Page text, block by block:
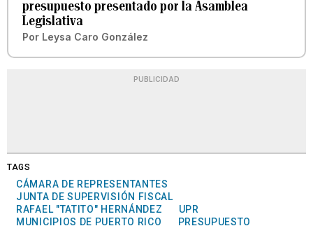
presupuesto presentado por la Asamblea
Legislativa
Por Leysa Caro González
PUBLICIDAD
TAGS
CÁMARA DE REPRESENTANTES
JUNTA DE SUPERVISIÓN FISCAL
RAFAEL "TATITO" HERNÁNDEZ
UPR
MUNICIPIOS DE PUERTO RICO
PRESUPUESTO